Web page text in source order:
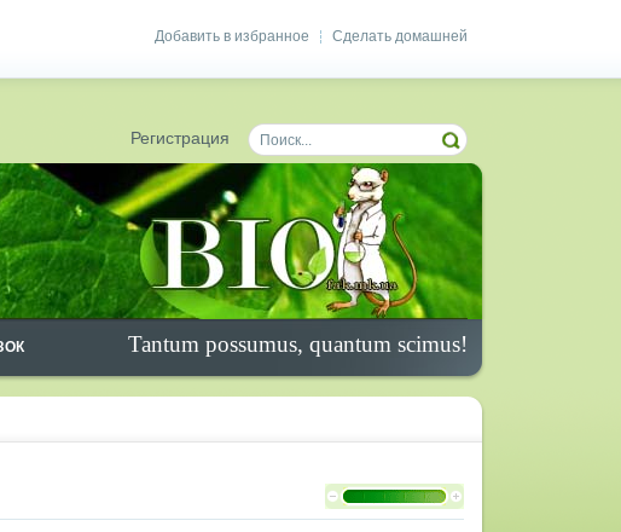
Сделать домашней
Добавить в избранное
Регистрация
Tantum possumus, quantum scimus!